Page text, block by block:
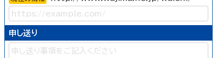
申し送り